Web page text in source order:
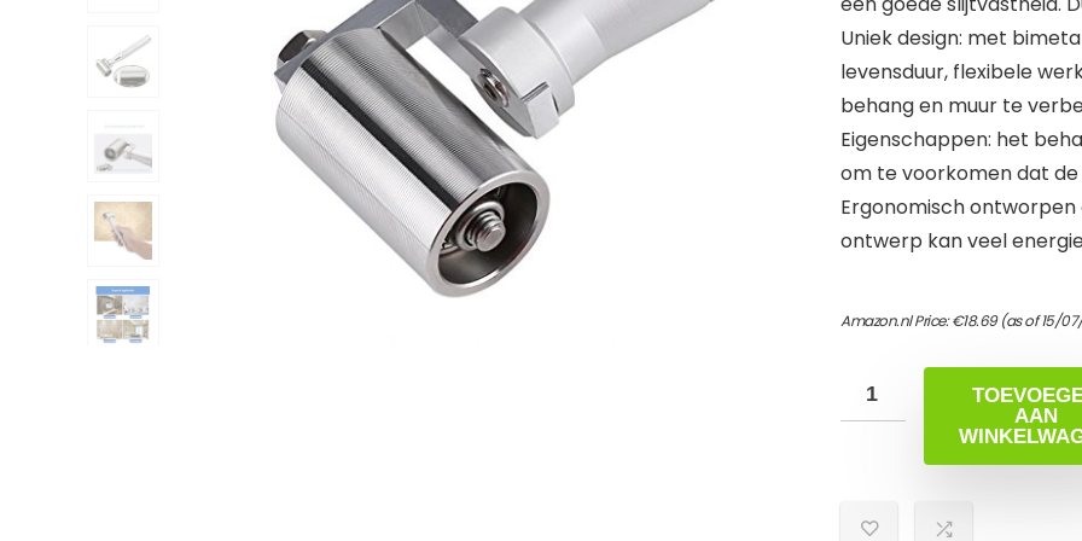
Uniek design: met
levensduur, flexibele
behang en muur te
Eigenschappen: het
om te voorkomen dat
Ergonomisch
ontwerp kan veel
Amazon.nl Price:€18.69(as of 15/
AAN